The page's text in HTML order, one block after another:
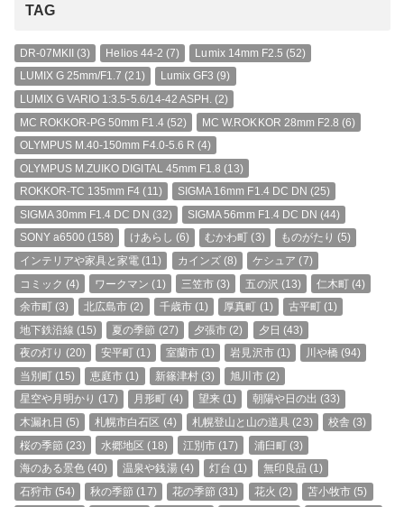
TAG
DR-07MKII(3) Helios 44-2 (7) Lumix 14mm F2.5 (52)
LUMIX G 25mm/F1.7 (21) Lumix GF3 (9)
LUMIX G VARIO 1:3.5-5.6/14-42 ASPH. (2)
MC ROKKOR-PG 50mm F1.4(52) MC W.ROKKOR 28mm F2.8 (6)
OLYMPUS M.40-150mm F4.0-5.6 R (4)
OLYMPUS M.ZUIKO DIGITAL 45mm F1.8 (13)
ROKKOR-TC 135mm F4 (11) SIGMA 16mm F1.4 DC DN (25)
SIGMA 30mm F1.4 DC DN (32) SIGMA 56mm F1.4 DC DN (44)
SONY a6500 (158) けあらし (6) むかわ町 (3) ものがたり (5)
インテリアや家具と家電 (11) カインズ(8) ケシュア (7)
コミック (4) ワークマン (1) 三笠市 (3) 五の沢 (13) 仁木町 (4)
余市町(3) 北広島市 (2) 千歳市(1) 厚真町 (1) 古平町 (1)
地下鉄沿線 (15) 夏の季節 (27) 夕張市 (2) 夕日 (43)
夜の灯り (20) 安平町 (1) 室蘭市(1) 岩見沢市(1) 川や橋 (94)
当別町(15) 恵庭市 (1) 新篠津村(3) 旭川市(2)
星空や月明かり (17) 月形町 (4) 望来 (1) 朝陽や日の出 (33)
木漏れ日 (5) 札幌市白石区 (4) 札幌登山と山の道具 (23) 校舎 (3)
桜の季節 (23) 水郷地区 (18) 江別市 (17) 浦臼町(3)
海のある景色(40) 温泉や銭湯(4) 灯台 (1) 無印良品 (1)
石狩市(54) 秋の季節 (17) 花の季節 (31) 花火 (2) 苫小牧市 (5)